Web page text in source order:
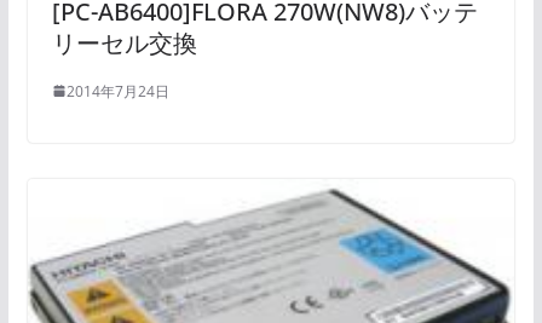
[PC-AB6400]FLORA 270W(NW8)バッテ
リーセル交換
2014年7月24日